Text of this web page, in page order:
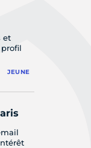
et
JEUNE